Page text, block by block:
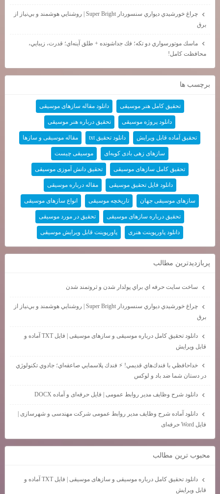
چراغ خورشيدي ديواري سنسوردار Super Bright | روشنايي هوشمند و بي‌نياز از
برق
ماسك موتورسواري دو تكه؛ فك جداشونده + طلق آينه‌اي؛ قدرت، زيبايي،
محافظت كامل!
برچسب ها
تحقیق کامل هنر موسیقی دانلود مقاله سازهای موسیقی
دانلود پروژه موسیقی تحقیق درباره هنر موسیقی
تحقیق آماده قابل ویرایش دانلود تحقیق txt مقاله موسیقی و سازها
سازهای زهی بادی کوبه‌ای موسیقی چیست
تحقیق کامل سازهای موسیقی تحقیق دانش آموزی موسیقی
دانلود فایل تحقیق موسیقی مقاله درباره موسیقی
سازهای موسیقی جهان تاریخچه موسیقی انواع سازهای موسیقی
تحقیق درباره سازهای موسیقی تحقیق در مورد موسیقی
دانلود پاورپوینت هنری پاورپوینت قابل ویرایش موسیقی
پربازديدترين مطالب
ساخت سايت حرفه اي براي پولدار شدن و ثروتمند شدن
چراغ خورشيدي ديواري سنسوردار Super Bright | روشنايي هوشمند و بي‌نياز از
برق
دانلود تحقیق کامل درباره موسیقی و سازهای موسیقی | فایل TXT آماده و
قابل ویرایش
خداحافظي با فندك‌هاي قديمي! ⚡ فندك پلاسمايي صاعقه‌اي؛ جادوي تكنولوژي
در دستان شما ضد باد و لوكس
دانلود شرح وظایف مدیر روابط عمومی | فایل حرفه‌ای و آماده DOCX
دانلود آماده شرح وظایف مدیر روابط عمومی شرکت مهندسی و شهرسازی |
فایل Word حرفه‌ای
محبوب ترين مطالب
دانلود تحقیق کامل درباره موسیقی و سازهای موسیقی | فایل TXT آماده و
قابل ویرایش